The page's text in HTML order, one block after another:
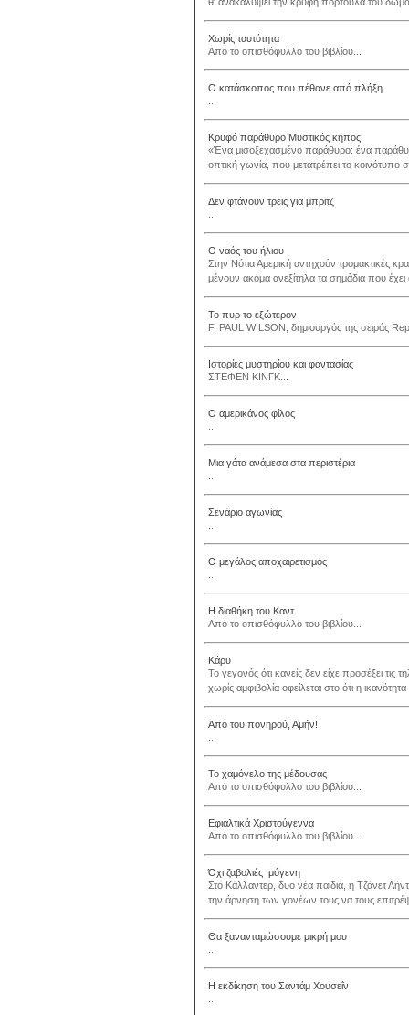
Χωρίς ταυτότητα
Από το οπισθόφυλλο του βιβλίου...
Ο κατάσκοπος που πέθανε από πλήξη
Κρυφό παράθυρο Μυστικός κήπος
«Ένα μισοξεχασμένο παράθυρο: ένα
οπτική γωνία, που μετατρέπει το κοινότυπο
Δεν φτάνουν τρεις για μπριτζ
Ο ναός του ήλιου
Στην Νότια Αμερική αντηχούν τρομακτικές
μένουν ακόμα ανεξίτηλα τα σημάδια που
Το πυρ το εξώτερον
F. PAUL WILSON, δημιουργός της σειράς
Ιστορίες μυστηρίου και φαντασίας
ΣΤΕΦΕΝ ΚΙΝΓΚ...
Ο αμερικάνος φίλος
Μια γάτα ανάμεσα στα περιστέρια
Σενάριο αγωνίας
Ο μεγάλος αποχαιρετισμός
Η διαθήκη του Καντ
Από το οπισθόφυλλο του βιβλίου...
Κάρυ
Το γεγονός ότι κανείς δεν είχε προσέξει τις
χωρίς αμφιβολία οφείλεται στο ότι η
Από του πονηρού, Αμήν!
Το χαμόγελο της μέδουσας
Από το οπισθόφυλλο του βιβλίου...
Εφιαλτικά Χριστούγεννα
Από το οπισθόφυλλο του βιβλίου...
Όχι ζαβολιές Ιμόγενη
Στο Κάλλαντερ, δυο νέα παιδιά, η Τζάνετ
την άρνηση των γονέων τους να τους
Θα ξανανταμώσουμε μικρή μου
Η εκδίκηση του Σαντάμ Χουσεΐν